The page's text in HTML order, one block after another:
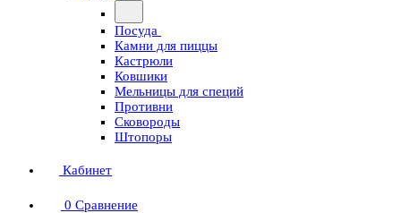
Посуда
Камни для пиццы
Кастрюли
Ковшики
Мельницы для специй
Противни
Сковороды
Штопоры
Кабинет
0 Сравнение